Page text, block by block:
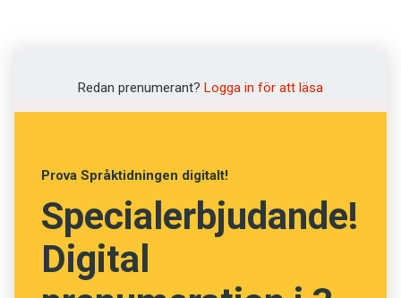
självförverkligande på fritiden, men därtill även
en massa betungande trädgårds- och
kunde ägnat åt barnen. Ungefär så ser motivet
ut när familjer i dag flyttar tillbaka till lägenhet i
stan.
Redan prenumerant? Logga in för att läsa
Prova Språktidningen digitalt!
Specialerbjudande!
Digital